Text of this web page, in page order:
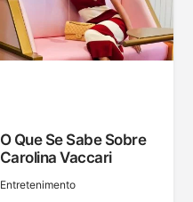
O Que Se Sabe Sobre
Carolina Vaccari
Entretenimento